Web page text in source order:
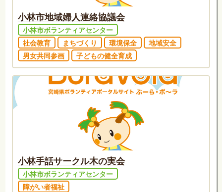
小林市地域婦人連絡協議会
小林市ボランティアセンター
社会教育
まちづくり 環境保全
地域安全
男女共同参画
子どもの健全育成
小林手話サークル木の実会
小林市ボランティアセンター
障がい者福祉